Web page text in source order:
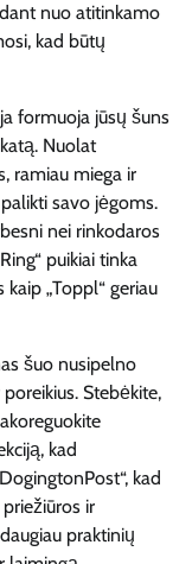
nuo atitinkamo
kad būtų
formuoja jūsų šuns
Nuolat
ramiau miega ir
savo jėgoms.
nei rinkodaros
puikiai tinka
„Toppl“ geriau
šuo nusipelno
Stebėkite,
kad
kad
ir
praktinių